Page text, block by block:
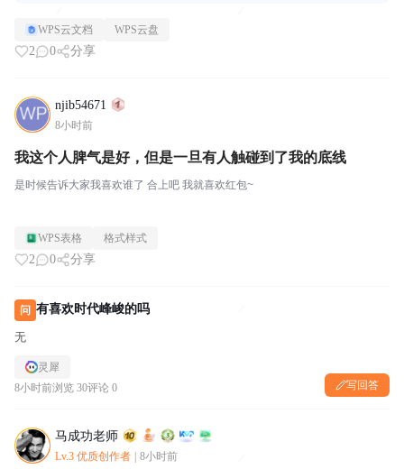
WPS云文档 WPS云盘
2 0 分享
njib54671
8小时前
我这个人脾气是好，但是一旦有人触碰到了我的底线
是时候告诉大家我喜欢谁了 合上吧 我就喜欢红包~
WPS表格 格式样式
2 0 分享
问 有喜欢时代峰峻的吗
无
灵犀
8小时前浏览 30评论 0 写回答
马成功老师
Lv.3 优质创作者 8小时前